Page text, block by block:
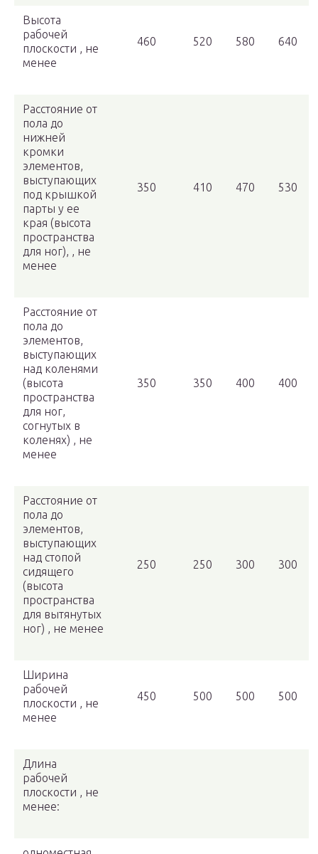
Высота
рабочей
плоскости , не
менее
460 520 580 640
Расстояние от
пола до
нижней
кромки
элементов,
выступающих
под крышкой
парты у ее
края (высота
пространства
для ног), , не
менее
350 410 470 530
Расстояние от
пола до
элементов,
выступающих
над коленями
(высота
пространства
для ног,
согнутых в
коленях) , не
менее
350 350 400 400
Расстояние от
пола до
элементов,
выступающих
над стопой
сидящего
(высота
пространства
для вытянутых
ног) , не менее
250 250 300 300
Ширина
рабочей
плоскости , не
менее
450 500 500 500
Длина
рабочей
плоскости , не
менее: